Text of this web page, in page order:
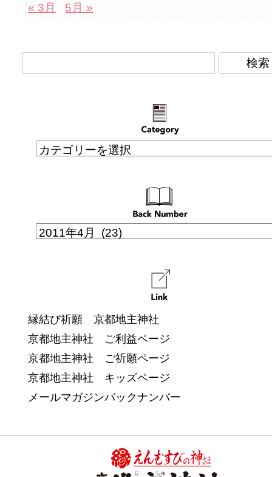
« 3月
5月 »
縁結び祈願 京都地主神社
京都地主神社 ご利益ページ
京都地主神社 ご祈願ページ
京都地主神社 キッズページ
メールマガジンバックナンバー